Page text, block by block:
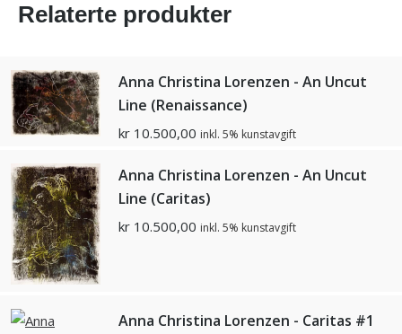
Relaterte produkter
Anna Christina Lorenzen - An Uncut
Line (Renaissance)
kr 10.500,00 inkl. 5% kunstavgift
Anna Christina Lorenzen - An Uncut
Line (Caritas)
kr 10.500,00 inkl. 5% kunstavgift
Anna Christina Lorenzen - Caritas #1